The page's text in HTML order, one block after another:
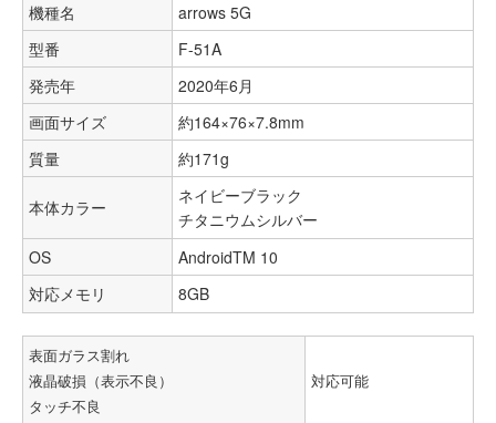
機種名
arrows 5G
型番
F-51A
発売年
2020年6月
画面サイズ
約164×76×7.8mm
質量
約171g
本体カラー
ネイビーブラック
チタニウムシルバー
OS
AndroidTM 10
対応メモリ 8GB
表面ガラス割れ
液晶破損（表示不良）
タッチ不良
対応可能